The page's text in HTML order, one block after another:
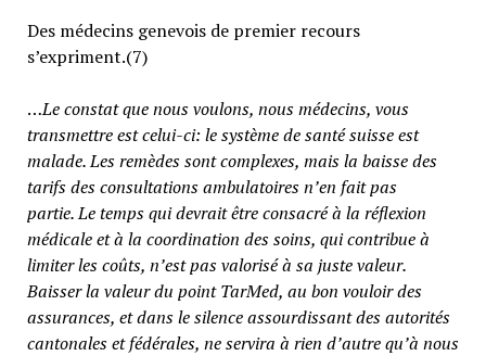
Des médecins genevois de premier recours
s’expriment.(7)
…Le constat que nous voulons, nous médecins, vous
transmettre est celui-ci: le système de santé suisse est
malade. Les remèdes sont complexes, mais la baisse des
tarifs des consultations ambulatoires n’en fait pas
partie.Le temps qui devrait être consacré à la réflexion
médicale et à la coordination des soins, qui contribue à
limiter les coûts, n’est pas valorisé à sa juste valeur.
Baisser la valeur du point TarMed, au bon vouloir des
assurances, et dans le silence assourdissant des autorités
cantonales et fédérales, ne servira à rien d’autre qu’à nous